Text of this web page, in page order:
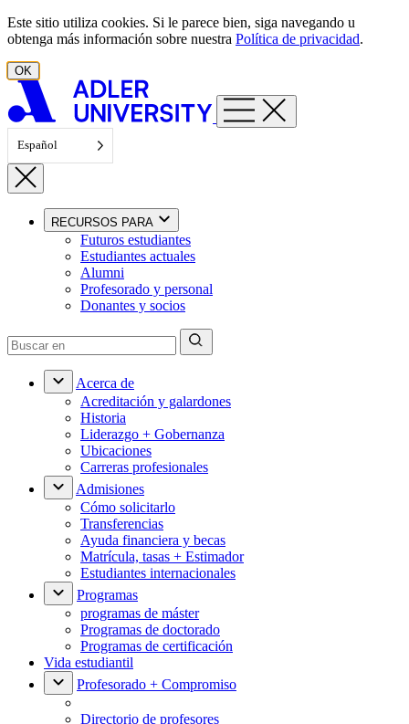
Ir al contenido
Este sitio utiliza cookies. Si le parece bien, siga navegando u
obtenga más información sobre nuestra Política de privacidad.
OK
Español
RECURSOS PARA
Futuros estudiantes
Estudiantes actuales
Alumni
Profesorado y personal
Donantes y socios
Acerca de
Acreditación y galardones
Historia
Liderazgo + Gobernanza
Ubicaciones
Carreras profesionales
Admisiones
Cómo solicitarlo
Transferencias
Ayuda financiera y becas
Matrícula, tasas + Estimador
Estudiantes internacionales
Programas
programas de máster
Programas de doctorado
Programas de certificación
Vida estudiantil
Profesorado + Compromiso
Directorio de profesores